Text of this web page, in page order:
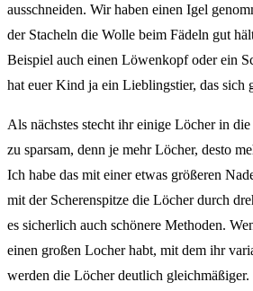
ausschneiden. Wir haben einen Igel
der Stacheln die Wolle beim Fädeln gut
Beispiel auch einen Löwenkopf oder ein
hat euer Kind ja ein Lieblingstier, das sich
Als nächstes stecht ihr einige Löcher in
zu sparsam, denn je mehr Löcher, desto
Ich habe das mit einer etwas größeren
mit der Scherenspitze die Löcher durch
es sicherlich auch schönere Methoden.
einen großen Locher habt, mit dem ihr
werden die Löcher deutlich gleichmäßiger.